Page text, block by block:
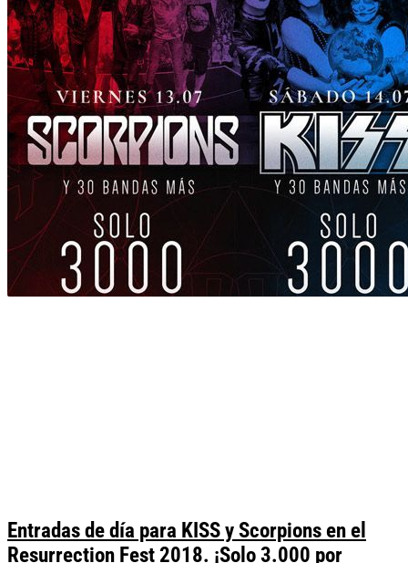
Entradas de día para KISS y Scorpions en el
Resurrection Fest 2018. ¡Solo 3.000 por